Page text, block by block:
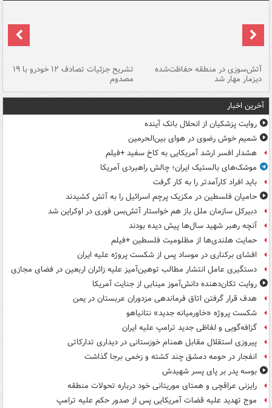
آتش‌سوزی در منطقه حفاظت‌شده
دیزمار مهار شد
تشریح جزئیات تصادف ۱۲ خودرو با ۱۹
مصدوم
آخرین اخبار
روایت پزشکیان از انحلال بانک آینده
شمیم خوش رضوی در هوای بین‌الحرمین
هشدار افسر ارشد آمریکایی به کاخ سفید +فیلم
موشک‌های بالستیک ایران؛ چالش راهبردی آمریکا
باید افراد کارآمدتر را به کار گرفت
حامیان فلسطین در مکزیک پرچم اسرائیل را به آتش کشیدند
دبیرکل سازمان ملل باز هم خواستار آتش‌بس فوری در اوکراین شد
آنچه رهبر شهید سال‌ها پیش دیده بودند
حمایت هلندی‌ها از مظلومیت فلسطین +فیلم
افشای برکناری در موساد پس از شکست پروژه علیه ایران
دستگیری عامل انتشار مطالب توهین‌آمیز علیه زائران اربعین در فضای مجازی
روایت تکان‌دهنده دانش‌آموز مینابی از جنایت آمریکا
هدف قرار گرفتن اتاق‌ فرماندهی مزدوران عربستان در یمن
شکست پروژه «خاورمیانه جدید» نتانیاهو
گزافه‌گویی و لفاظی جدید ترامپ علیه ایران
پیروزی استقلال مقابل همنام خوزستانی در دیداری تدارکاتی
انفجار در حومه دمشق چند کشته و زخمی برجا گذاشت
بوسه‌ پدر بر پای پسر شهیدش
رایزنی عراقچی و همتای موریتانی خود درباره تحولات منطقه
موج تهدید علیه قضات آمریکایی پس از صدور حکم علیه ترامپ